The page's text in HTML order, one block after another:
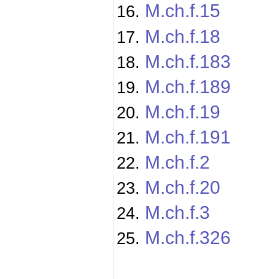
M.ch.f.15
M.ch.f.18
M.ch.f.183
M.ch.f.189
M.ch.f.19
M.ch.f.191
M.ch.f.2
M.ch.f.20
M.ch.f.3
M.ch.f.326